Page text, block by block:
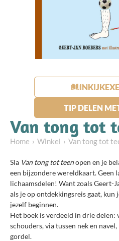
TIP DELEN
Van tong tot
Home Winkel Van tong tot
Sla Van tong tot teenopen en je
een bijzondere wereldkaart. Geen
lichaamsdelen! Want zoals Geert-
als je op ontdekkingsreis gaat, kun
jezelf beginnen.
Het boek is verdeeld in drie delen:
schouders, via tussen nek en
gordel.